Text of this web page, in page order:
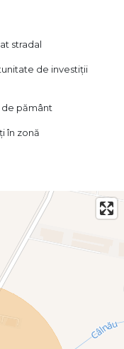
stradal
de investiții
de pământ
în zonă